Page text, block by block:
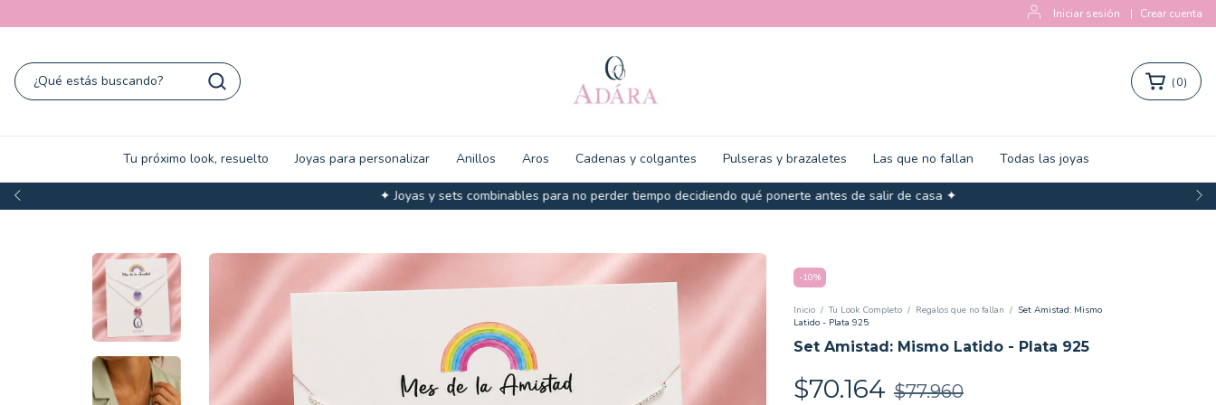
Iniciar sesión | Crear cuenta
✦ Joyas y sets combinables para no perder tiempo decidiendo qué ponerte antes de salir de casa ✦
(0)
Tu próximo look, resuelto Joyas para personalizar Anillos Aros Cadenas y colgantes Pulseras y brazaletes Las que no fallan Todas las joyas
-10%
Inicio / Tu Look Completo / Regalos que no fallan / Set Amistad: Mismo
Latido - Plata 925
Set Amistad: Mismo Latido - Plata 925
$70.164 $77.960